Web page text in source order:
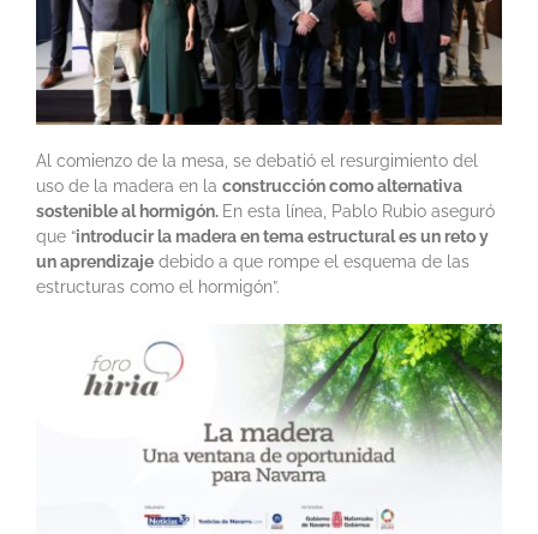
Al comienzo de la mesa, se debatió el resurgimiento del
uso de la madera en la construcción como alternativa
sostenible al hormigón. En esta línea, Pablo Rubio aseguró
que “introducir la madera en tema estructural es un reto y
un aprendizaje debido a que rompe el esquema de las
estructuras como el hormigón”.